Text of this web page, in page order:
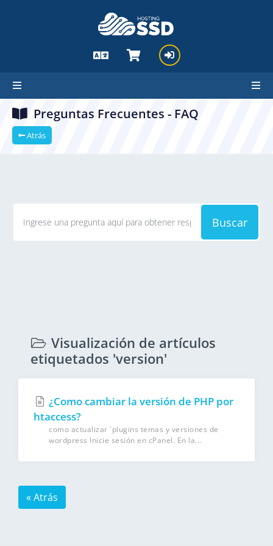
Preguntas Frecuentes - FAQ
Atrás
Buscar
Visualización de artículos
etiquetados 'version'
¿Como cambiar la versión de PHP por
htaccess?
como actualizar ´plugins temas y versiones de
wordpress Inicie sesión en cPanel. En la...
« Atrás